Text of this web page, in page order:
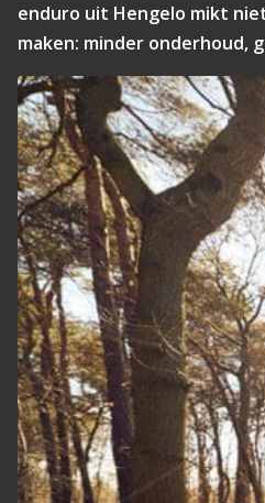
enduro uit Hengelo mikt
maken: minder onderhoud,